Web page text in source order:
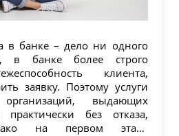
в банке – дело ни одного
в банке более строго
клиента,
заявку. Поэтому услуги
организаций, выдающих
без отказа,
на первом этапе